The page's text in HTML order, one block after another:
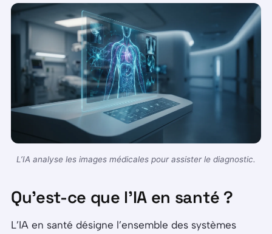
L’IA analyse les images médicales pour assister le diagnostic.
Qu’est-ce que l’IA en santé ?
L’IA en santé désigne l’ensemble des systèmes